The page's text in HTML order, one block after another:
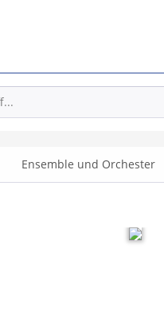
Ensemble und Orchester